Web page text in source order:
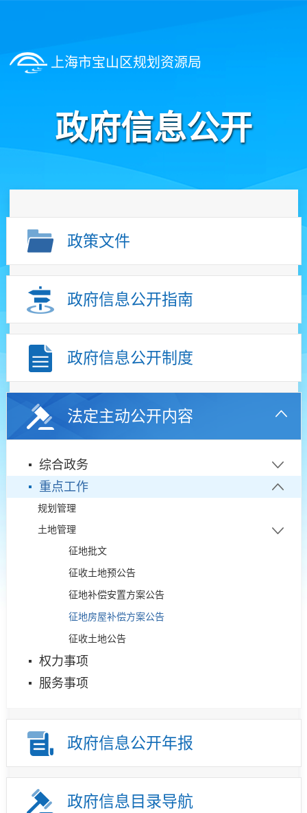
上海市宝山区规划资源局
政府信息公开
政策文件
政府信息公开指南
政府信息公开制度
法定主动公开内容
综合政务
重点工作
规划管理
土地管理
征地批文
征收土地预公告
征地补偿安置方案公告
征地房屋补偿方案公告
征收土地公告
权力事项
服务事项
政府信息公开年报
政府信息目录导航